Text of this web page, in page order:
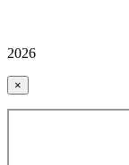
2026
×